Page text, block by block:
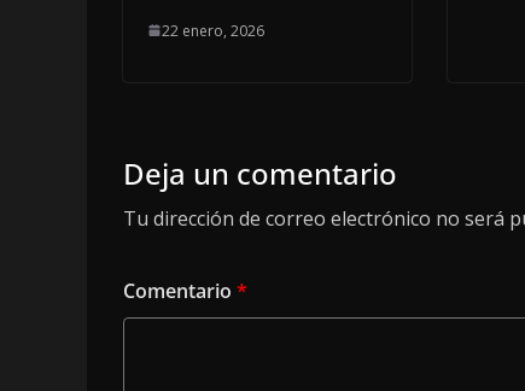
22 enero, 2026
Deja un comentario
Tu dirección de correo electrónico no será
Comentario *